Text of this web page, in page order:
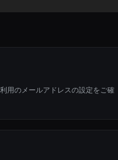
用のメールアドレスの設定をご確